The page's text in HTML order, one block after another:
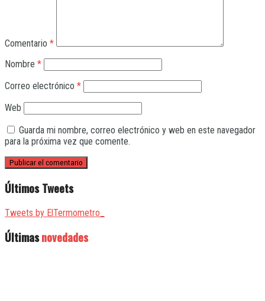
Comentario *
Nombre *
Correo electrónico *
Web
Guarda mi nombre, correo electrónico y web en este navegador
para la próxima vez que comente.
Últimos Tweets
Tweets by ElTermometro_
Últimasnovedades